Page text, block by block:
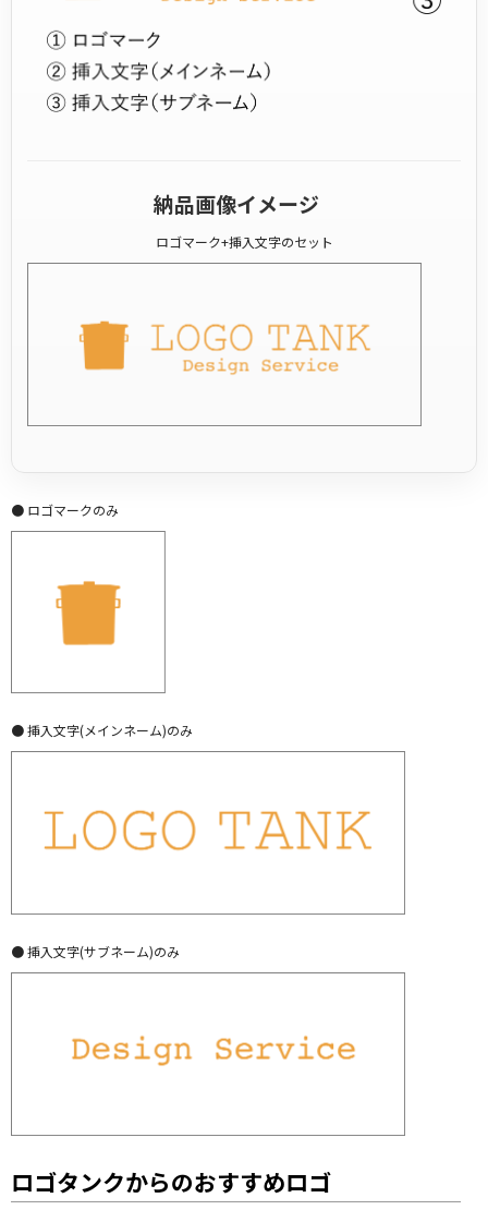
納品画像イメージ
ロゴマーク+挿入文字のセット
● ロゴマークのみ
● 挿入文字(メインネーム)のみ
● 挿入文字(サブネーム)のみ
ロゴタンクからのおすすめロゴ